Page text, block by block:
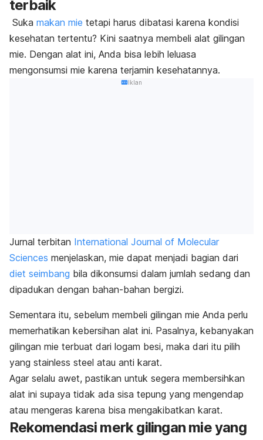
terbaik
Suka makan mie tetapi harus dibatasi karena kondisi
kesehatan tertentu? Kini saatnya membeli alat gilingan
mie. Dengan alat ini, Anda bisa lebih leluasa
mengonsumsi mie karena terjamin kesehatannya.
Iklan
Jurnal terbitan International Journal of Molecular
Sciences menjelaskan, mie dapat menjadi bagian dari
diet seimbang bila dikonsumsi dalam jumlah sedang dan
dipadukan dengan bahan-bahan bergizi.
Sementara itu, sebelum membeli gilingan mie Anda perlu
memerhatikan kebersihan alat ini. Pasalnya, kebanyakan
gilingan mie terbuat dari logam besi, maka dari itu pilih
yang stainless steel atau anti karat.
Agar selalu awet, pastikan untuk segera membersihkan
alat ini supaya tidak ada sisa tepung yang mengendap
atau mengeras karena bisa mengakibatkan karat.
Rekomendasi merkgilingan mie yang